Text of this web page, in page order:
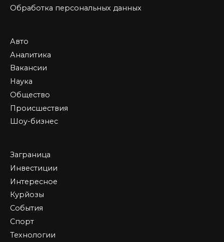
Обработка персональных данных
Авто
Аналитика
Вакансии
Наука
Общество
Происшествия
Шоу-бизнес
Заграница
Инвестиции
Интересное
Курйозы
События
Спорт
Технологии